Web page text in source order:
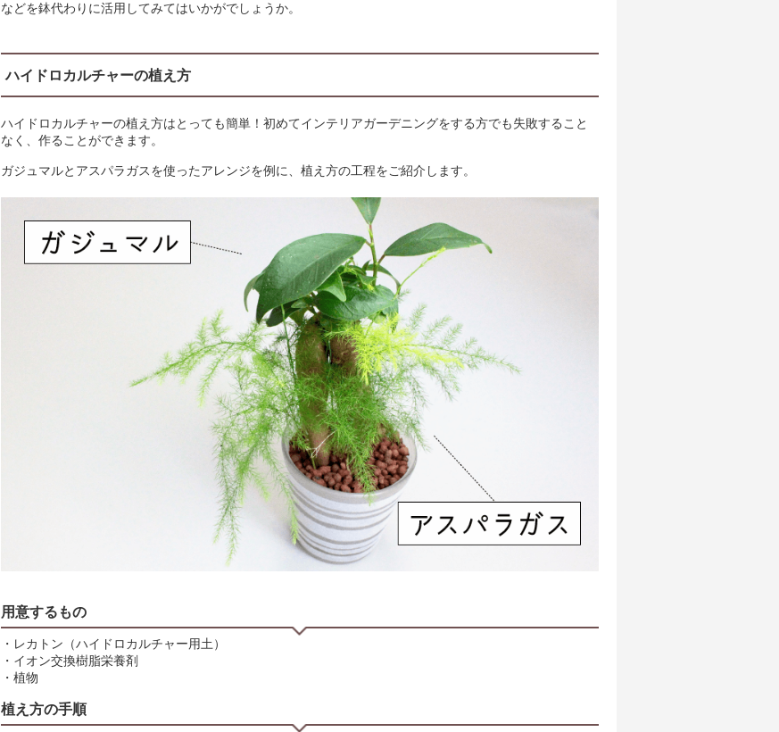
などを鉢代わりに活用してみてはいかがでしょうか。
ハイドロカルチャーの植え方
ハイドロカルチャーの植え方はとっても簡単！初めてインテリアガーデニングをする方でも失敗すること
なく、作ることができます。
ガジュマルとアスパラガスを使ったアレンジを例に、植え方の工程をご紹介します。
用意するもの
・レカトン（ハイドロカルチャー用土）
・イオン交換樹脂栄養剤
・植物
植え方の手順